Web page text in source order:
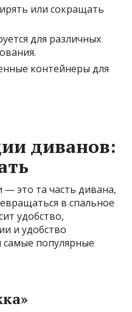
или сокращать
для различных
контейнеры для
диванов:
это та часть дивана,
в спальное
удобство,
и удобство
популярные